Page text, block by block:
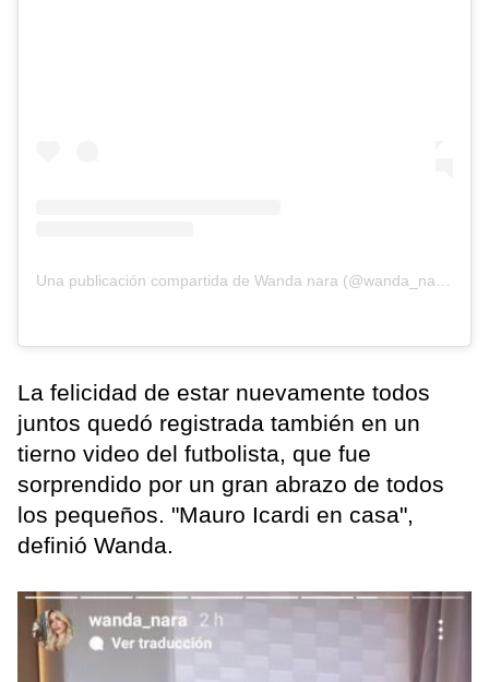
La felicidad de estar nuevamente todos
juntos quedó registrada también en un
tierno video del futbolista, que fue
sorprendido por un gran abrazo de todos
los pequeños. "Mauro Icardi en casa",
definió Wanda.